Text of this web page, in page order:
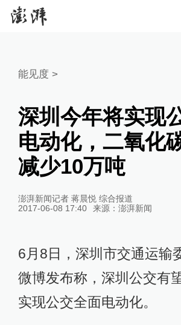
能见度 >
深圳今年将实现
电动化，二氧化
减少10万吨
澎湃新闻记者 蒋晨悦 综合报道
2017-06-08 17:40
来源： 澎湃新闻
6月8日，深圳市交通运输
微博发布称，深圳公交有
实现公交全面电动化。